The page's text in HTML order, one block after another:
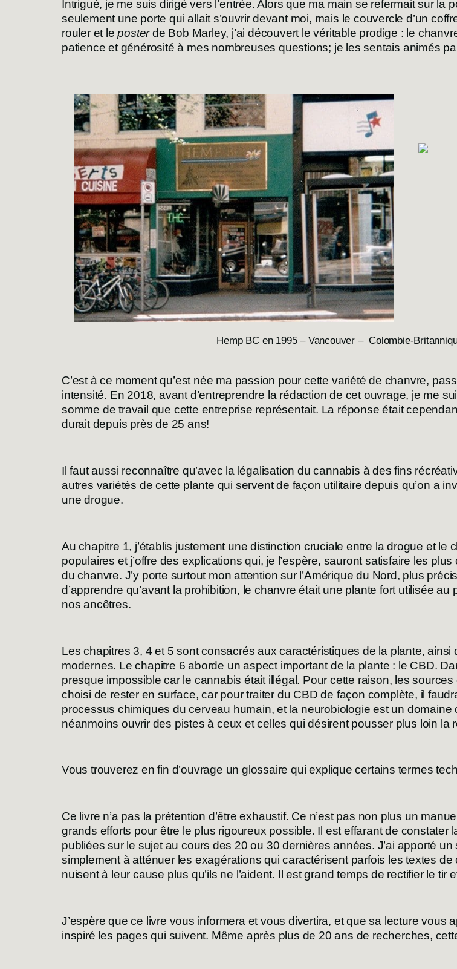
Intrigué, je me suis dirigé vers l’entrée. Alors que ma main se refermait sur la
seulement une porte qui allait s’ouvrir devant moi, mais le couvercle d’un
rouler et leposterde Bob Marley, j’ai découvert le véritable prodige : le
patience et générosité à mes nombreuses questions; je les sentais animés
Hemp BC en 1995 – Vancouver – Colombie-
C’est à ce moment qu’est née ma passion pour cette variété de chanvre,
intensité. En 2018, avant d’entreprendre la rédaction de cet ouvrage, je me
somme de travail que cette entreprise représentait. La réponse était
durait depuis près de 25 ans!
Il faut aussi reconnaître qu’avec la légalisation du cannabis à des fins
autres variétés de cette plante qui servent de façon utilitaire depuis qu’on a
une drogue.
Au chapitre 1, j’établis justement une distinction cruciale entre la drogue et le
populaires et j’offre des explications qui, je l’espère, sauront satisfaire les
du chanvre. J’y porte surtout mon attention sur l’Amérique du Nord, plus
d’apprendre qu’avant la prohibition, le chanvre était une plante fort utilisée
nos ancêtres.
Les chapitres 3, 4 et 5 sont consacrés aux caractéristiques de la plante,
modernes. Le chapitre 6 aborde un aspect important de la plante : le CBD.
presque impossible car le cannabis était illégal. Pour cette raison, les sources
choisi de rester en surface, car pour traiter du CBD de façon complète, il
processus chimiques du cerveau humain, et la neurobiologie est un
néanmoins ouvrir des pistes à ceux et celles qui désirent pousser plus loin la
Vous trouverez en fin d’ouvrage un glossaire qui explique certains termes
Ce livre n’a pas la prétention d’être exhaustif. Ce n’est pas non plus un
grands efforts pour être le plus rigoureux possible. Il est effarant de constater
publiées sur le sujet au cours des 20 ou 30 dernières années. J’ai apporté
simplement à atténuer les exagérations qui caractérisent parfois les textes
nuisent à leur cause plus qu’ils ne l’aident. Il est grand temps de rectifier le
J’espère que ce livre vous informera et vous divertira, et que sa lecture vous
inspiré les pages qui suivent. Même après plus de 20 ans de recherches,